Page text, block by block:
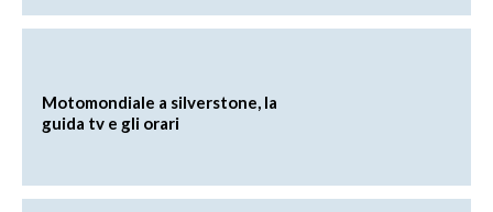
Motomondiale a silverstone, la
guida tv e gli orari